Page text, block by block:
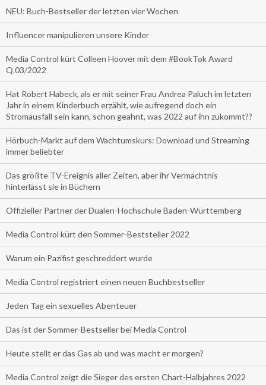
NEU: Buch-Bestseller der letzten vier Wochen
Influencer manipulieren unsere Kinder
Media Control kürt Colleen Hoover mit dem #BookTok Award
Q.03/2022
Hat Robert Habeck, als er mit seiner Frau Andrea Paluch im letzten
Jahr in einem Kinderbuch erzählt, wie aufregend doch ein
Stromausfall sein kann, schon geahnt, was 2022 auf ihn zukommt??
Hörbuch-Markt auf dem Wachtumskurs: Download und Streaming
immer beliebter
Das größte TV-Ereignis aller Zeiten, aber ihr Vermächtnis
hinterlässt sie in Büchern
Offizieller Partner der Dualen-Hochschule Baden-Württemberg
Media Control kürt den Sommer-Beststeller 2022
Warum ein Pazifist geschreddert wurde
Media Control registriert einen neuen Buchbestseller
Jeden Tag ein sexuelles Abenteuer
Das ist der Sommer-Bestseller bei Media Control
Heute stellt er das Gas ab und was macht er morgen?
Media Control zeigt die Sieger des ersten Chart-Halbjahres 2022